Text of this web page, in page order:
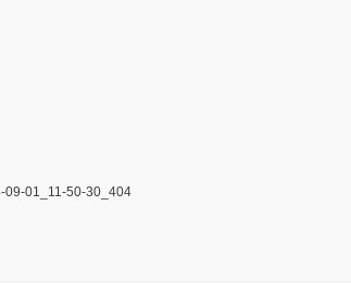
09-01_11-50-30_404